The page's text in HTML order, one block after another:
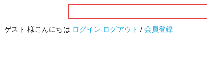
ゲスト 様こんにちは ログイン ログアウト / 会員登録